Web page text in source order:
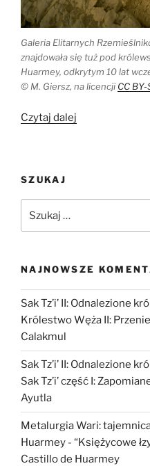
Galeria Elitarnych
znajdowała się tuż pod
Huarmey, odkrytym 10 lat
© M. Giersz, na licencji CC
Czytaj dalej
w
de
SZUKAJ
NAJNOWSZE
Sak Tz’i’ II: Odnalezione
Królestwo Węża II:
Calakmul
Sak Tz’i’ II: Odnalezione
Sak Tz’i’ część I:
Ayutla
Metalurgia Wari:
Huarmey - “Księżycowe
Castillo de Huarmey